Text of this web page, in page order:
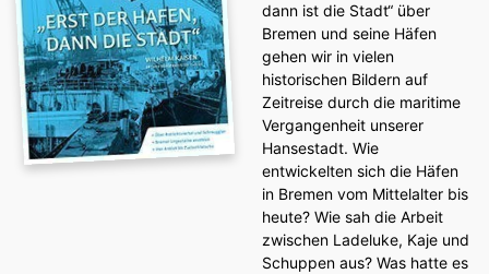
dann ist die Stadt“ über
Bremen und seine Häfen
gehen wir in vielen
historischen Bildern auf
Zeitreise durch die maritime
Vergangenheit unserer
Hansestadt. Wie
entwickelten sich die Häfen
in Bremen vom Mittelalter bis
heute? Wie sah die Arbeit
zwischen Ladeluke, Kaje und
Schuppen aus? Was hatte es